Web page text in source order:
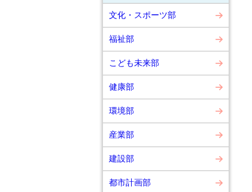
文化・スポーツ部
福祉部
こども未来部
健康部
環境部
産業部
建設部
都市計画部